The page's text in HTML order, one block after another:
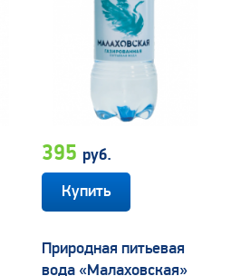
395 руб.
Природная питьевая
вода «Малаховская»